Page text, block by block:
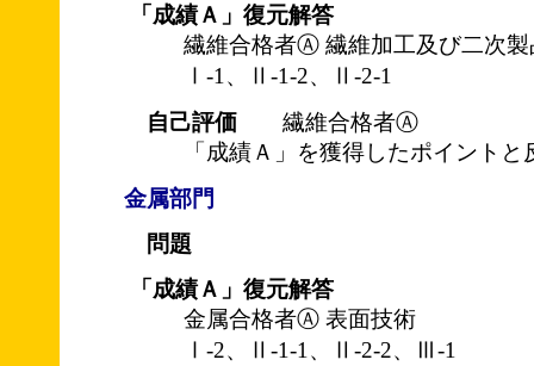
「成績Ａ」復元解答
繊維合格者Ⓐ 繊維加工及び二次製
Ⅰ-1、Ⅱ-1-2、Ⅱ-2-1
自己評価 繊維合格者Ⓐ
「成績Ａ」を獲得したポイントと
金属部門
問題
「成績Ａ」復元解答
金属合格者Ⓐ 表面技術
Ⅰ-2、Ⅱ-1-1、Ⅱ-2-2、Ⅲ-1